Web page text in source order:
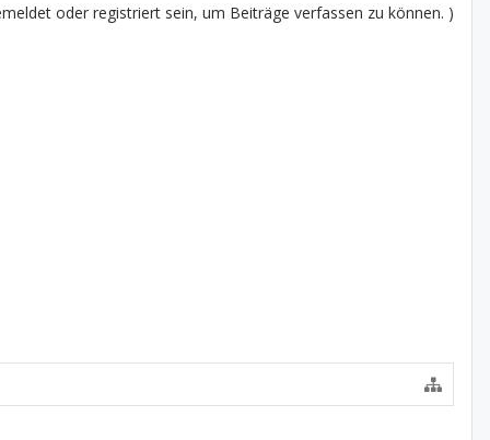
oder registriert sein, um Beiträge verfassen zu können. )